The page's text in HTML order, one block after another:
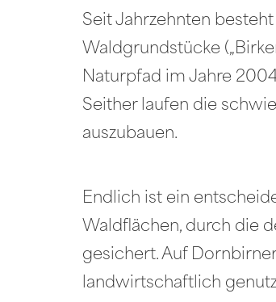
Seit Jahrzehnten
Waldgrundstücke
Naturpfad im Jahre
Seither laufen die
auszubauen.
Endlich ist ein
Waldflächen, durch die
gesichert. Auf
landwirtschaftlich